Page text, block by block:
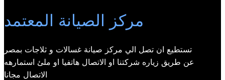
مركز الصيانة المعتمد
تستطيع ان تصل الي مركز صيانة غسالات و ثلاجات بمصر
عن طريق زياره شركتنا او الاتصال هاتفيا او ملئ استمارهه
الاتصال مجانا